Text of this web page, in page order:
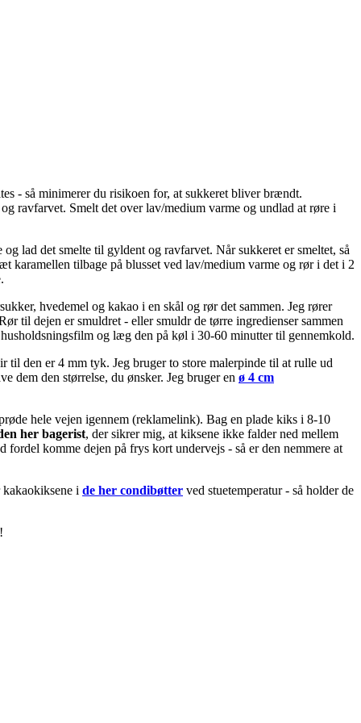
- så minimerer du risikoen for, at sukkeret bliver brændt.
ravfarvet. Smelt det over lav/medium varme og undlad at røre i
lad det smelte til gyldent og ravfarvet. Når sukkeret er smeltet, så
karamellen tilbage på blusset ved lav/medium varme og rør i det i 2
hvedemel og kakao i en skål og rør det sammen. Jeg rører
til dejen er smuldret - eller smuldr de tørre ingredienser sammen
og læg den på køl i 30-60 minutter til gennemkold.
den er 4 mm tyk. Jeg bruger to store malerpinde til at rulle ud
dem den størrelse, du ønsker. Jeg bruger en ø 4 cm
hele vejen igennem (reklamelink). Bag en plade kiks i 8-10
her bagerist, der sikrer mig, at kiksene ikke falder ned mellem
komme dejen på frys kort undervejs - så er den nemmere at
i de her condibøtter ved stuetemperatur - så holder de